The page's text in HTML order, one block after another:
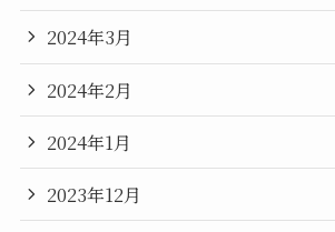
2024年3月
2024年2月
2024年1月
2023年12月